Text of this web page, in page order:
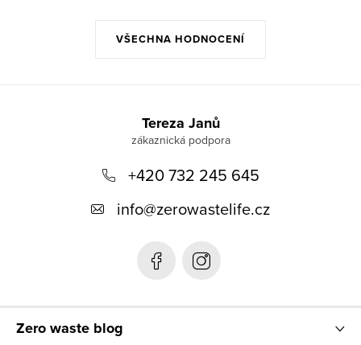
VŠECHNA HODNOCENÍ
Tereza Janů
+420 732 245 645
info@zerowastelife.cz
Zero waste blog